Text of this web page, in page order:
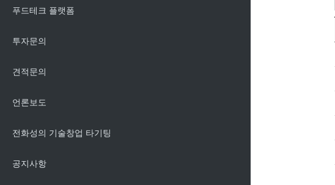
푸드테크 플랫폼
투자문의
견적문의
언론보도
전화성의 기술창업 타기팅
공지사항